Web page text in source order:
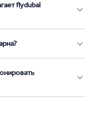
flydubai